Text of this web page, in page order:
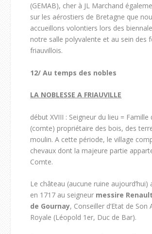
(GEMAB), cher à JL Marchand
sur les aérostiers de Bretagne que
accueillons volontiers lors des
notre salle polyvalente et au sein des
friauvillois.
12/Au temps des nobles
LA NOBLESSE A FRIAUVILLE
début XVIII : Seigneur du lieu = Famille
(comte) propriétaire des bois, des
moulin. A cette période, le village
chevaux dont la majeure partie
Comte.
Le château (aucune ruine aujourd’hui)
en 1717 au seigneur messire
de Gournay, Conseiller d’Etat de Son
Royale (Léopold 1 er, Duc de Bar).